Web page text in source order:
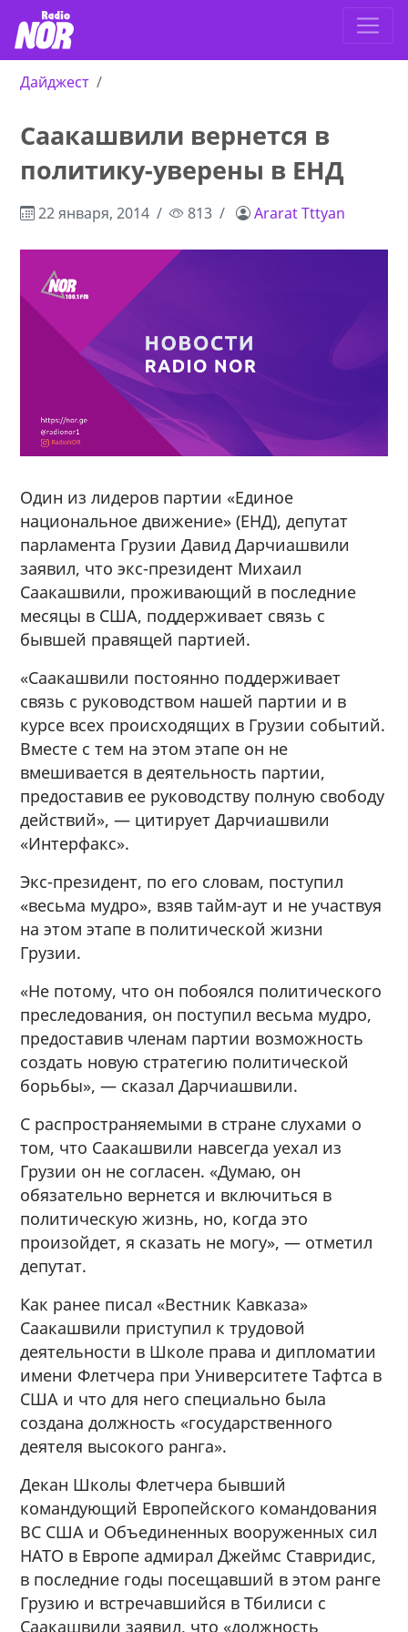
Дайджест
Саакашвили вернется в
политику-уверены в ЕНД
22 января, 2014 813 Ararat Tttyan
Один из лидеров партии «Единое
национальное движение» (ЕНД), депутат
парламента Грузии Давид Дарчиашвили
заявил, что экс-президент Михаил
Саакашвили, проживающий в последние
месяцы в США, поддерживает связь с
бывшей правящей партией.
«Саакашвили постоянно поддерживает
связь с руководством нашей партии и в
курсе всех происходящих в Грузии событий.
Вместе с тем на этом этапе он не
вмешивается в деятельность партии,
предоставив ее руководству полную свободу
действий», — цитирует Дарчиашвили
«Интерфакс».
Экс-президент, по его словам, поступил
«весьма мудро», взяв тайм-аут и не участвуя
на этом этапе в политической жизни
Грузии.
«Не потому, что он побоялся политического
преследования, он поступил весьма мудро,
предоставив членам партии возможность
создать новую стратегию политической
борьбы», — сказал Дарчиашвили.
С распространяемыми в стране слухами о
том, что Саакашвили навсегда уехал из
Грузии он не согласен. «Думаю, он
обязательно вернется и включиться в
политическую жизнь, но, когда это
произойдет, я сказать не могу», — отметил
депутат.
Как ранее писал «Вестник Кавказа»
Саакашвили приступил к трудовой
деятельности в Школе права и дипломатии
имени Флетчера при Университете Тафтса в
США и что для него специально была
создана должность «государственного
деятеля высокого ранга».
Декан Школы Флетчера бывший
командующий Европейского командования
ВС США и Объединенных вооруженных сил
НАТО в Европе адмирал Джеймс Ставридис,
в последние годы посещавший в этом ранге
Грузию и встречавшийся в Тбилиси с
Саакашвили заявил, что «должность